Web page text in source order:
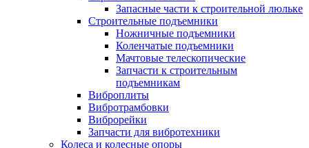
Запасные части к строительной люльке
Строительные подъемники
Ножничные подъемники
Коленчатые подъемники
Мачтовые телескопические
Запчасти к строительным
подъемникам
Виброплиты
Вибротрамбовки
Виброрейки
Запчасти для вибротехники
Колеса и колесные опоры